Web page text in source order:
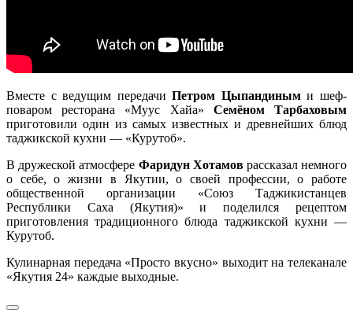
Вместе с ведущим передачиПетром Цыпандиными шеф-
поваром ресторана «Муус Хайа» Семёном Тарбаховым
приготовили один из самых известных и древнейших блюд
таджикской кухни — «Курутоб».
В дружеской атмосфере Фаридун Хотамоврассказал немного
о себе, о жизни в Якутии, о своей профессии, о работе
общественной организации «Союз Таджикистанцев
Республики Саха (Якутия)» и поделился рецептом
приготовления традиционного блюда таджикской кухни —
Курутоб.
Кулинарная передача «Просто вкусно» выходит на телеканале
«Якутия 24» каждые выходные.